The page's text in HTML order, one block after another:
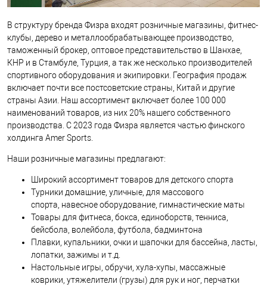
В структуру бренда Физра входят розничные магазины, фитнес-
клубы, дерево и металлообрабатывающее производство,
таможенный брокер, оптовое представительство в Шанхае,
КНР и в Стамбуле, Турция, а так же несколько производителей
спортивного оборудования и экипировки. География продаж
включает почти все постсоветские страны, Китай и другие
страны Азии. Наш ассортимент включает более 100 000
наименований товаров, из них 20% нашего собственного
производства. C 2023 года Физра является частью финского
холдинга Amer Sports.
Наши розничные магазины предлагают:
Широкий ассортимент товаров для детского спорта
Турники домашние, уличные, для массового
спорта, навесное оборудование, гимнастические маты
Товары для фитнеса, бокса, единоборств, тенниса,
бейсбола, волейбола, футбола, бадминтона
Плавки, купальники, очки и шапочки для бассейна, ласты,
лопатки, зажимы и т.д.
Настольные игры, обручи, хула-хупы, массажные
коврики, утяжелители (грузы) для рук и ног, перчатки